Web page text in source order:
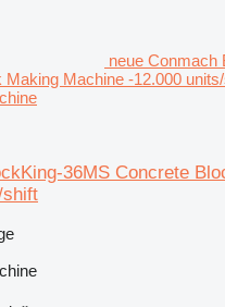
neue Conmach
Making Machine -12.000
36MS Concrete
shift